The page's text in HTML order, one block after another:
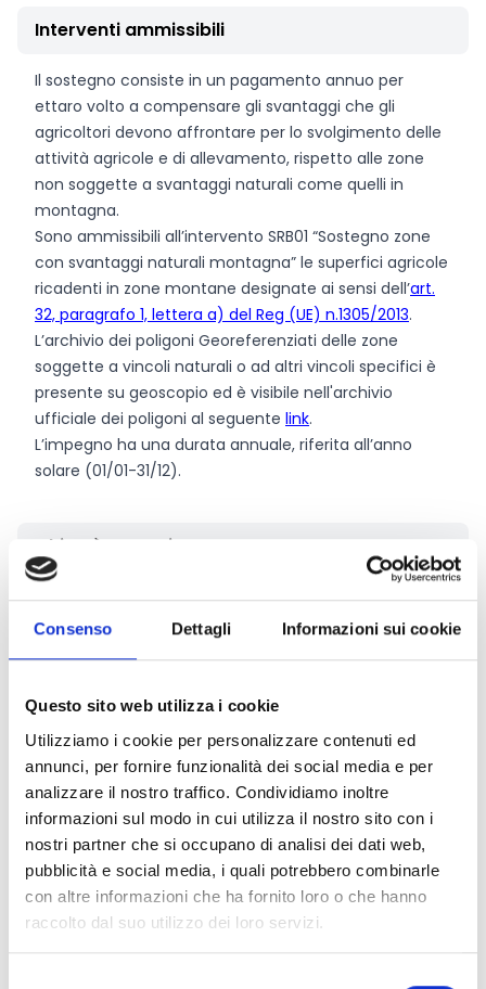
Consenso Dettagli Informazioni sui cookie
Questo sito web utilizza i cookie
Utilizziamo i cookie per personalizzare contenuti ed
annunci, per fornire funzionalità dei social media e per
analizzare il nostro traffico. Condividiamo inoltre
informazioni sul modo in cui utilizza il nostro sito con i
nostri partner che si occupano di analisi dei dati web,
pubblicità e social media, i quali potrebbero combinarle
con altre informazioni che ha fornito loro o che hanno
raccolto dal suo utilizzo dei loro servizi.
Interventi ammissibili
Il sostegno consiste in un pagamento annuo per
ettaro volto a compensare gli svantaggi che gli
agricoltori devono affrontare per lo svolgimento delle
attività agricole e di allevamento, rispetto alle zone
non soggette a svantaggi naturali come quelli in
montagna.
Sono ammissibili all’intervento SRB01 “Sostegno zone
con svantaggi naturali montagna” le superfici agricole
ricadenti in zone montane designate ai sensi dell’art.
32, paragrafo 1, lettera a) del Reg (UE) n.1305/2013.
L’archivio dei poligoni Georeferenziati delle zone
soggette a vincoli naturali o ad altri vincoli specifici è
presente su geoscopio ed è visibile nell'archivio
ufficiale dei poligoni al seguente link.
L’impegno ha una durata annuale, riferita all’anno
solare (01/01-31/12).
Chi può partecipare
Sono beneficiari dell’intervento gliagricoltoriin
attività che conducono le superfici agricole con le
La dotazione finanziaria complessiva ammonta a
7.500.000 Euro.
Il valore massimo del sostegno ad ettaro è pari a:
360 euro/hadi Sau/anno
Nel caso in cui i fondi disponibili non siano sufficienti a
coprire il fabbisogno totale, il pagamento per singola
domanda è ridotto effettuando una ripartizione
proporzionale tra i soggetti ammissibili, con un criterio